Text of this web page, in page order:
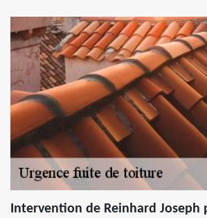
Intervention de Reinhard Joseph